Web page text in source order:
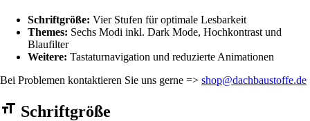
Schriftgröße: Vier Stufen für optimale Lesbarkeit
Themes: Sechs Modi inkl. Dark Mode, Hochkontrast und
Blaufilter
Weitere: Tastaturnavigation und reduzierte Animationen
Bei Problemen kontaktieren Sie uns gerne => shop@dachbaustoffe.de
Barrierefreiheit Einstellungen Formular
Schriftgröße